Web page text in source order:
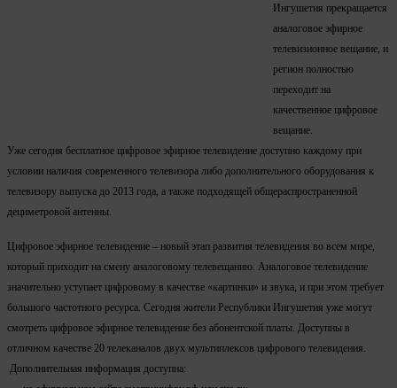
Ингушетия прекращается
аналоговое эфирное
телевизионное вещание, и
регион полностью
переходит на
качественное цифровое
вещание.
Уже сегодня бесплатное цифровое эфирное телевидение доступно каждому при
условии наличия современного телевизора либо дополнительного оборудования к
телевизору выпуска до 2013 года, а также подходящей общераспространенной
дециметровой антенны.
Цифровое эфирное телевидение – новый этап развития телевидения во всем мире,
который приходит на смену аналоговому телевещанию. Аналоговое телевидение
значительно уступает цифровому в качестве «картинки» и звука, и при этом требует
большого частотного ресурса. Сегодня жители Республики Ингушетия уже могут
смотреть цифровое эфирное телевидение без абонентской платы. Доступны в
отличном качестве 20 телеканалов двух мультиплексов цифрового телевидения.
Дополнительная информация доступна: